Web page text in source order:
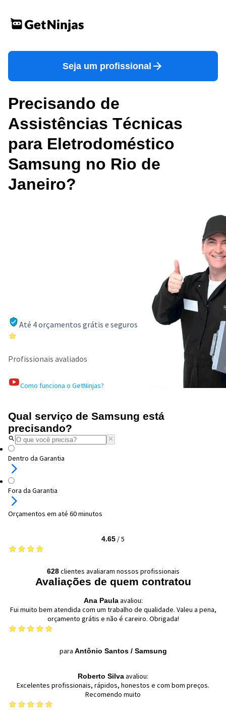
Seja um profissional
Precisando de
Assistências Técnicas
para Eletrodoméstico
Samsung no Rio de
Janeiro?
Até 4 orçamentos grátis e seguros
Profissionais avaliados
Como funciona o GetNinjas?
Qual serviço de Samsung está
precisando?
Dentro da Garantia
Fora da Garantia
Orçamentos em até 60 minutos
4.65 /5
628clientes avaliaram nossos profissionais
Avaliações de quem contratou
Ana Paulaavaliou:
Fui muito bem atendida com um trabalho de qualidade. Valeu a pena,
orçamento grátis e não é careiro. Obrigada!
para Antônio Santos/ Samsung
Roberto Silvaavaliou:
Excelentes profissionais, rápidos, honestos e com bom preços.
Recomendo muito